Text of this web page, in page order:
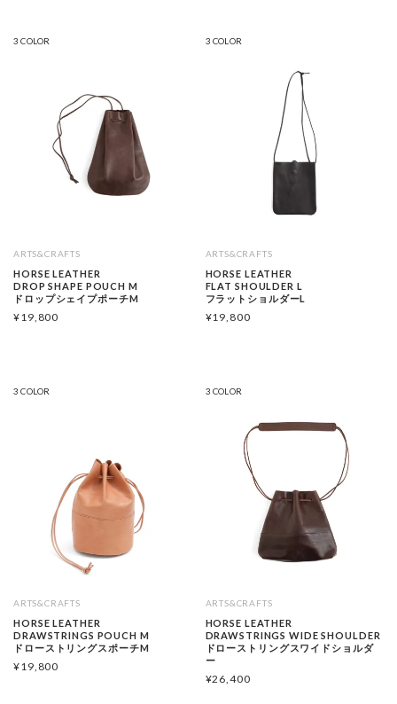
3 COLOR
ARTS&CRAFTS
HORSE LEATHER
DROP SHAPE POUCH M
ドロップシェイプポーチM
¥19,800
3 COLOR
ARTS&CRAFTS
HORSE LEATHER
FLAT SHOULDER L
フラットショルダーL
¥19,800
3 COLOR
ARTS&CRAFTS
HORSE LEATHER
DRAWSTRINGS POUCH M
ドローストリングスポーチM
¥19,800
3 COLOR
ARTS&CRAFTS
HORSE LEATHER
DRAWSTRINGS WIDE SHOULDER
ドローストリングスワイドショルダ
ー
¥26,400